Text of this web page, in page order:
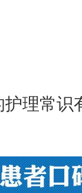
护理常识